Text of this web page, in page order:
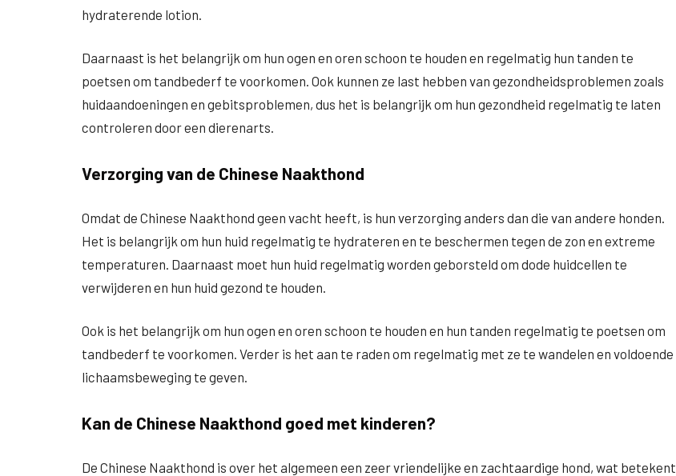
hydraterende lotion.
Daarnaast is het belangrijk om hun ogen en oren schoon te houden en regelmatig hun tanden te
poetsen om tandbederf te voorkomen. Ook kunnen ze last hebben van gezondheidsproblemen zoals
huidaandoeningen en gebitsproblemen, dus het is belangrijk om hun gezondheid regelmatig te laten
controleren door een dierenarts.
Verzorging van de Chinese Naakthond
Omdat de Chinese Naakthond geen vacht heeft, is hun verzorging anders dan die van andere honden.
Het is belangrijk om hun huid regelmatig te hydrateren en te beschermen tegen de zon en extreme
temperaturen. Daarnaast moet hun huid regelmatig worden geborsteld om dode huidcellen te
verwijderen en hun huid gezond te houden.
Ook is het belangrijk om hun ogen en oren schoon te houden en hun tanden regelmatig te poetsen om
tandbederf te voorkomen. Verder is het aan te raden om regelmatig met ze te wandelen en voldoende
lichaamsbeweging te geven.
Kan de Chinese Naakthond goed met kinderen?
De Chinese Naakthond is over het algemeen een zeer vriendelijke en zachtaardige hond, wat betekent